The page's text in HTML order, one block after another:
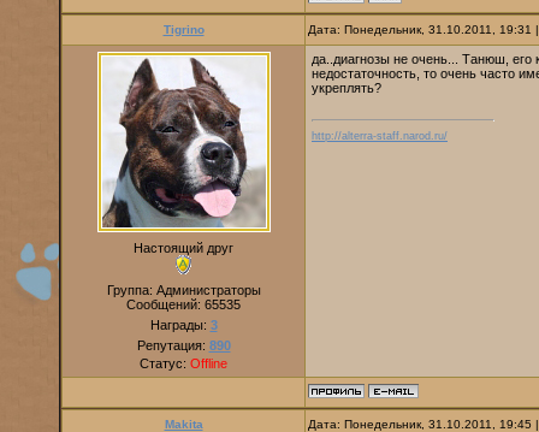
Tigrino Дата: Понедельник, 31.10.2011,
Настоящий друг
Группа: Администраторы
Сообщений: 65535
Награды: 3
Репутация: 890
Статус: Offline
да..диагнозы не очень... Танюш, его
недостаточность, то очень часто
укреплять?
http://alterra-staff.narod.ru/
Makita Дата: Понедельник, 31.10.2011,